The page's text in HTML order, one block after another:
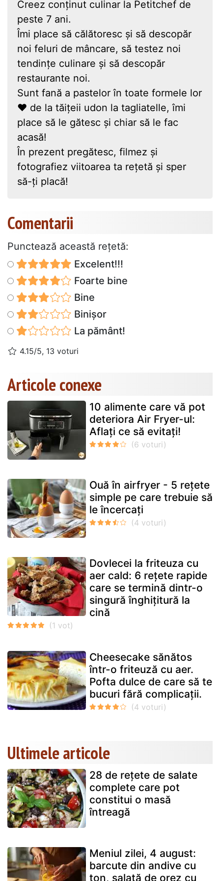
Creez conținut culinar la Petitchef de
peste 7 ani.
Îmi place să călătoresc și să descopăr
noi feluri de mâncare, să testez noi
tendințe culinare și să descopăr
restaurante noi.
Sunt fană a pastelor în toate formele lor
❤ de la tăițeii udon la tagliatelle, îmi
place să le gătesc și chiar să le fac
acasă!
În prezent pregătesc, filmez și
fotografiez viitoarea ta rețetă și sper
să-ți placă!
Comentarii
Punctează această reţetă:
Excelent!!!
Foarte bine
Bine
Binișor
La pământ!
4.15/5, 13 voturi
Articole conexe
10 alimente care vă pot
deteriora Air Fryer-ul:
Aflați ce să evitați!
Ouă în airfryer - 5 rețete
simple pe care trebuie să
le încercați
Dovlecei la friteuza cu
aer cald: 6 rețete rapide
care se termină dintr-o
singură înghițitură la
cină
Cheesecake sănătos
într-o friteuză cu aer.
Pofta dulce de care să te
bucuri fără complicații.
Ultimele articole
28 de rețete de salate
complete care pot
constitui o masă
întreagă
Meniul zilei, 4 august:
barcute din andive cu
ton, salată de orez cu